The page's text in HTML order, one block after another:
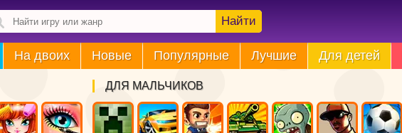
Найти
На двоих Новые Популярные Лучшие Для детей
ДЛЯ МАЛЬЧИКОВ